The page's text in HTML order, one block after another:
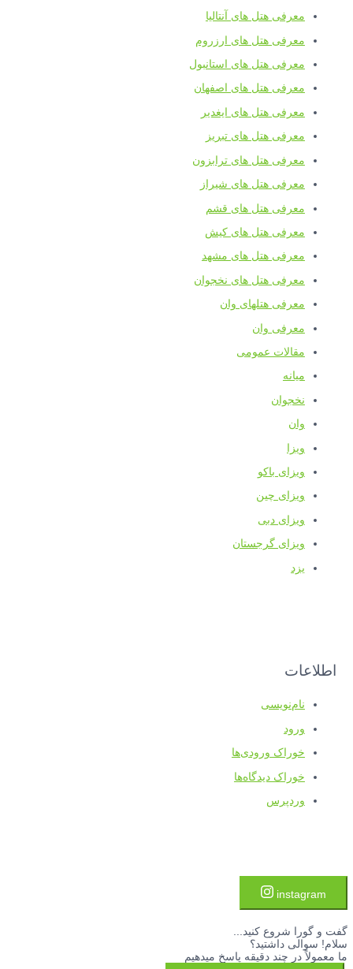
معرفی هتل های آنتالیا
معرفی هتل های ارزروم
معرفی هتل های استانبول
معرفی هتل های اصفهان
معرفی هتل های ایغدیر
معرفی هتل های تبریز
معرفی هتل های ترابزون
معرفی هتل های شیراز
معرفی هتل های قشم
معرفی هتل های کیش
معرفی هتل های مشهد
معرفی هتل های نخجوان
معرفی هتلهای وان
معرفی وان
مقالات عمومی
میانه
نخجوان
وان
ویزا
ویزای باکو
ویزای چین
ویزای دبی
ویزای گرجستان
یزد
اطلاعات
نام‌نویسی
ورود
خوراک ورودی‌ها
خوراک دیدگاه‌ها
وردپرس
instagram
گفت و گورا شروع کنید...
سلام! سوالی داشتید؟
ما معمولاً در چند دقیقه پاسخ میدهیم